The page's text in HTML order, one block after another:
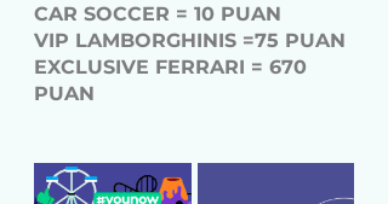
CAR SOCCER = 10 PUAN
VIP LAMBORGHINIS =75 PUAN
EXCLUSIVE FERRARI = 670
PUAN